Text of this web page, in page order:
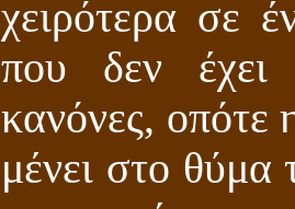
χειρότερα σε
που δεν έχει
κανόνες, οπότε
μένει στο θύμα